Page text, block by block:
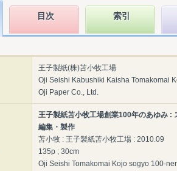
目次 索引
王子製紙(株)苫小牧工場
Oji Seishi Kabushiki Kaisha Tomakomai
Oji Paper Co., Ltd.
王子製紙苫小牧工場創業100年のあゆみ :
編集・製作
苫小牧 : 王子製紙苫小牧工場 : 2010.09
135p ; 30cm
Oji Seishi Tomakomai Kojo sogyo 100-